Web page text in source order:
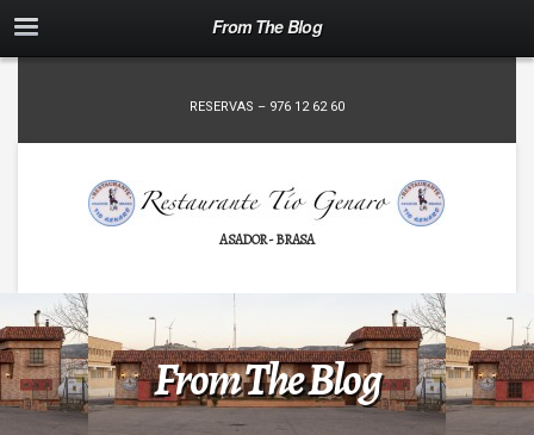
From The Blog
RESERVAS – 976 12 62 60
ASADOR - BRASA
From The Blog